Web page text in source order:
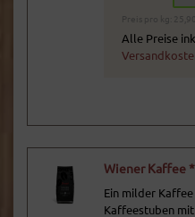
Preis pro kg:
Alle Preise
Wiener Kaffee
Ein milder
Kaffeestuben